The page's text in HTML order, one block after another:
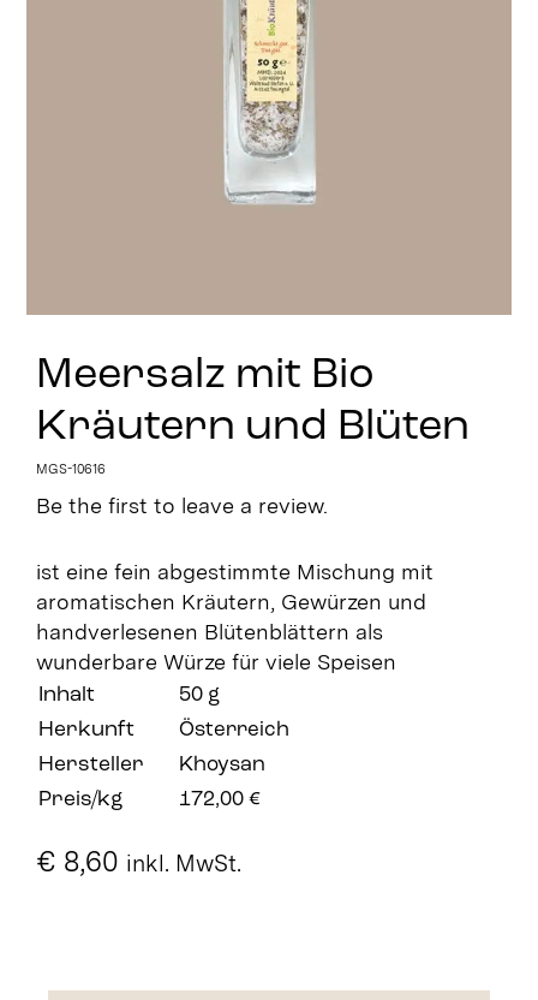
Meersalz mit Bio
Kräutern und Blüten
MGS-10616
Be the first to leave a review.
ist eine fein abgestimmte Mischung mit
aromatischen Kräutern, Gewürzen und
handverlesenen Blütenblättern als
wunderbare Würze für viele Speisen
Inhalt
50 g
Herkunft
Österreich
Hersteller
Khoysan
Preis/kg
172,00 €
€ 8,60 inkl. MwSt.